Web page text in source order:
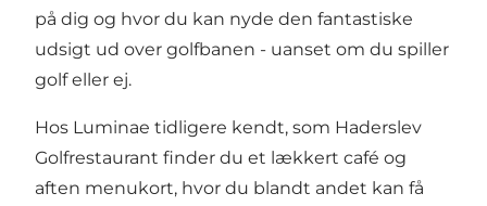
på dig og hvor du kan nyde den fantastiske
udsigt ud over golfbanen - uanset om du spiller
golf eller ej.
Hos Luminae tidligere kendt, som Haderslev
Golfrestaurant finder du et lækkert café og
aften menukort, hvor du blandt andet kan få